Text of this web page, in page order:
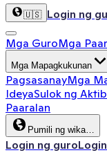
🇺🇸 Login ng
Mga GuroMga
Mga Mapagkukunan
PagsasanayMga
IdeyaSulok ng
Paaralan
Pumili ng wika…
Login ng guro